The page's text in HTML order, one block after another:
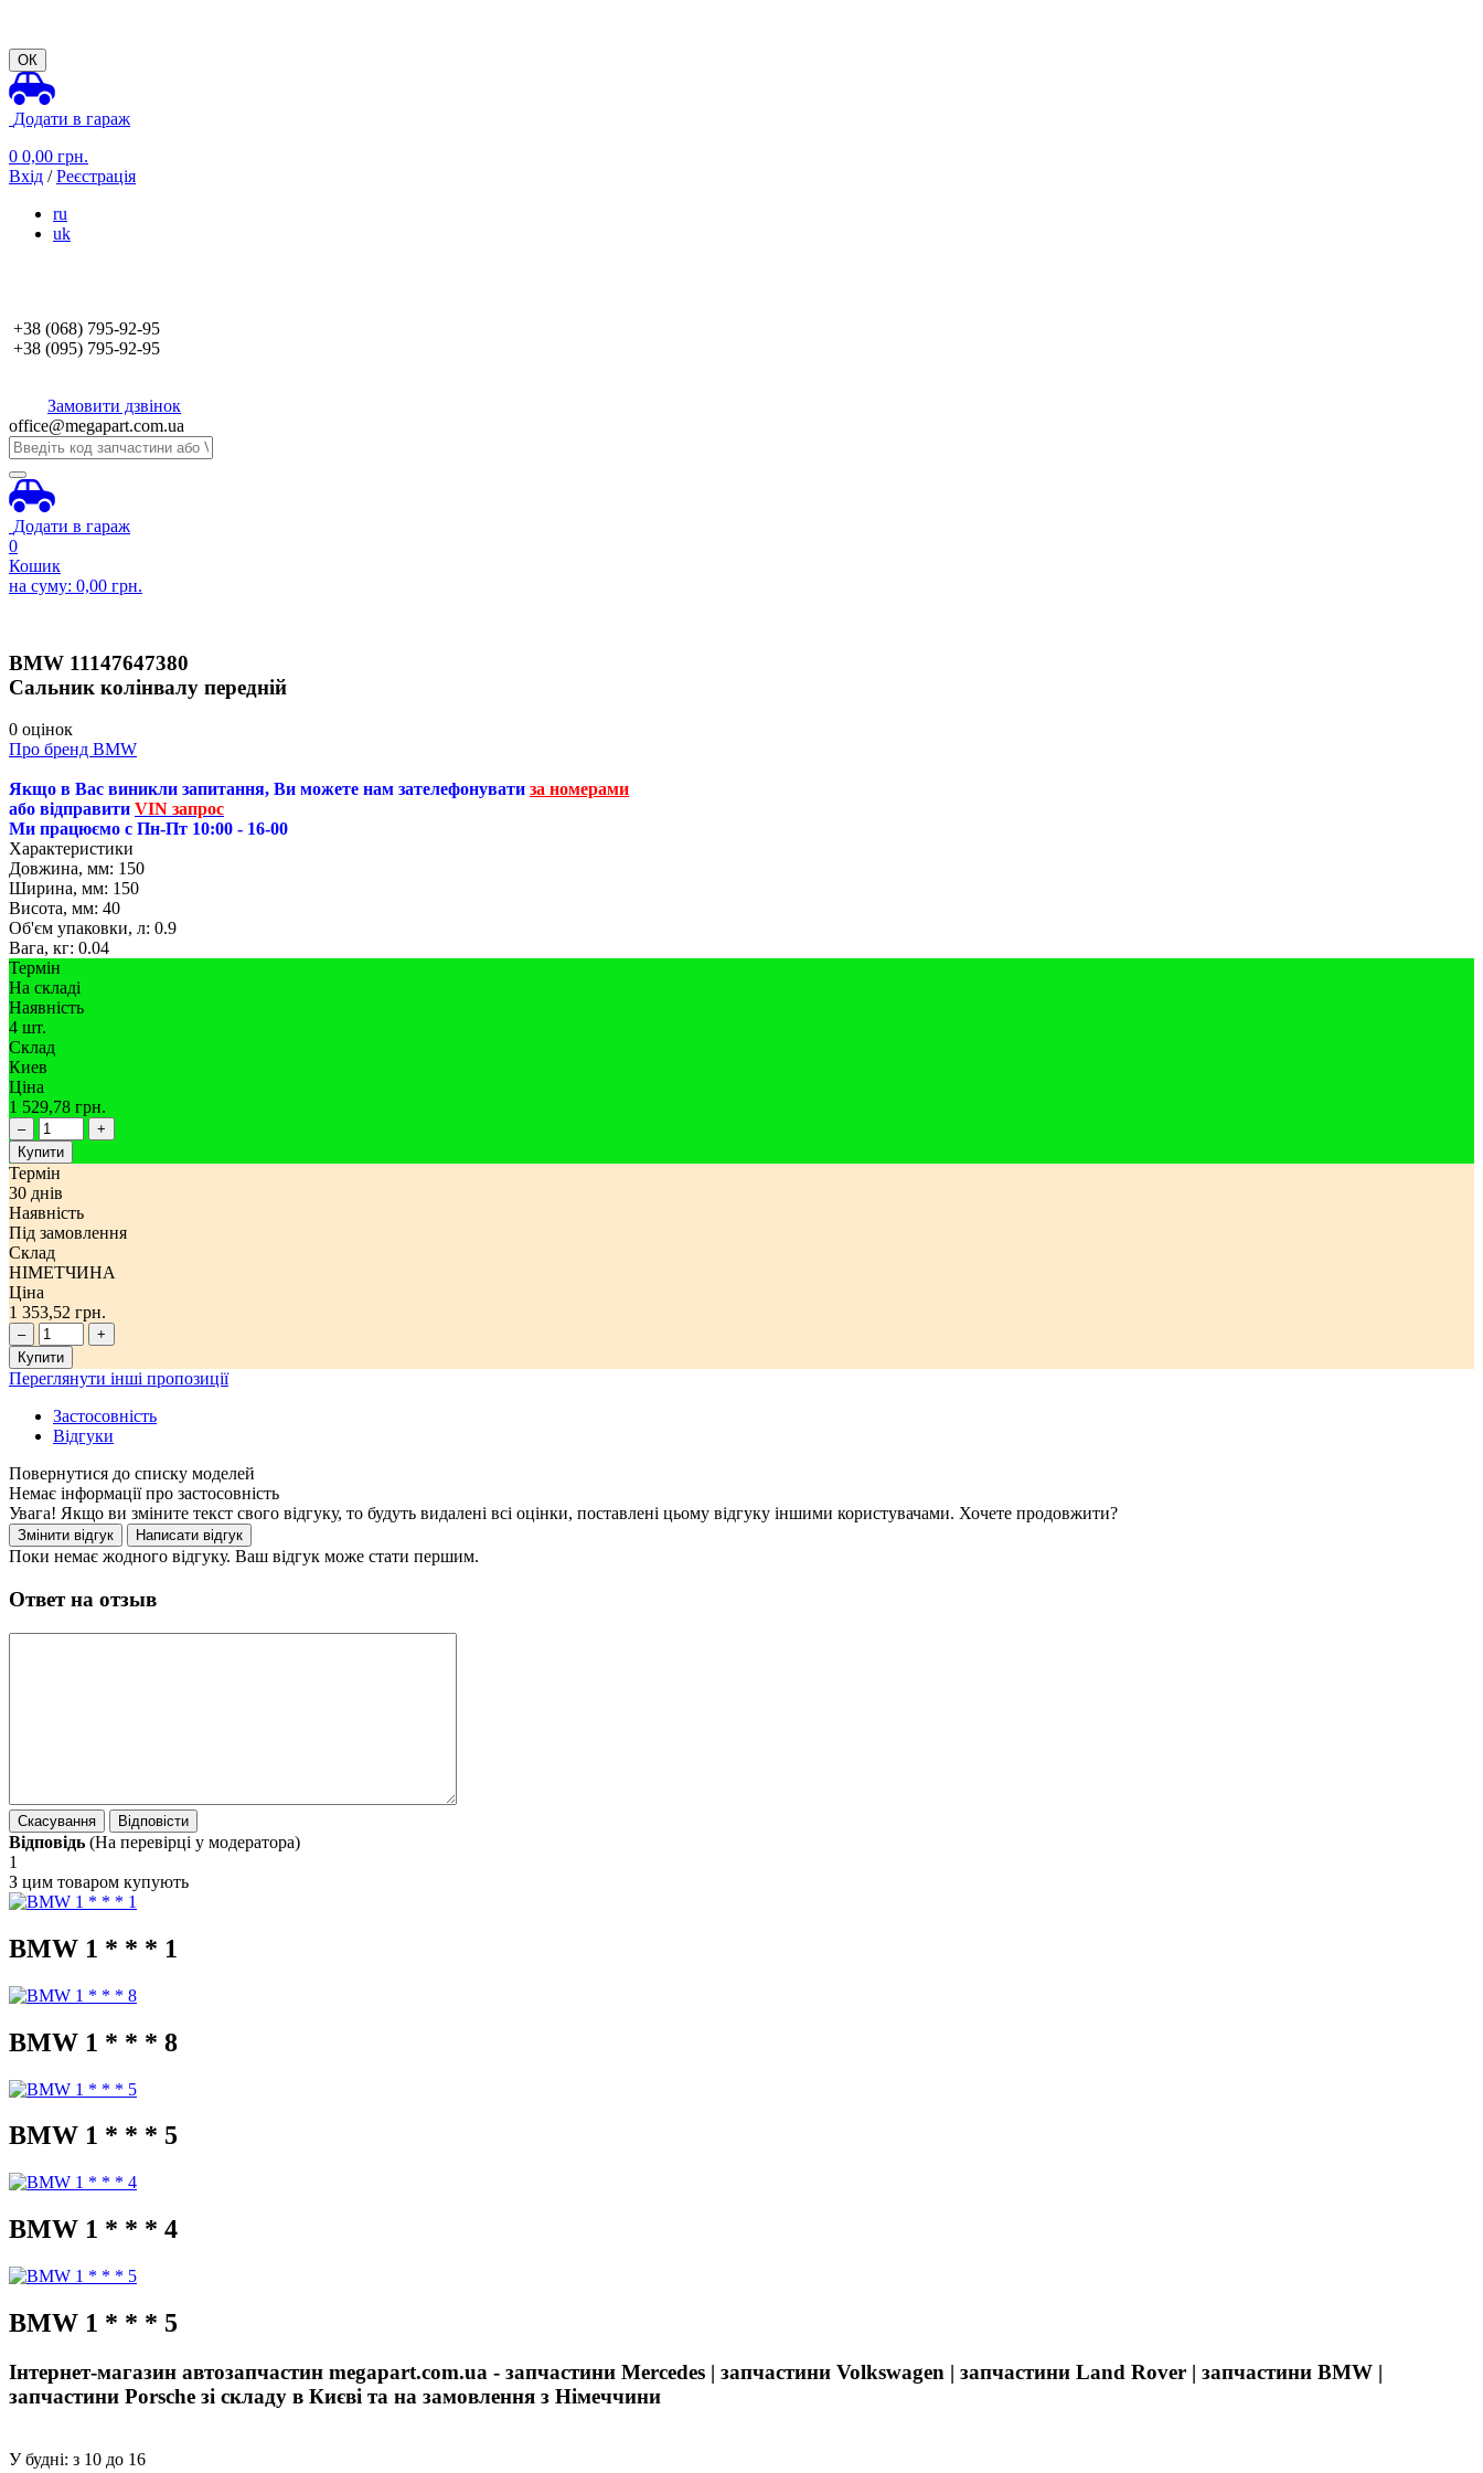
ОК
Додати в гараж
0 0,00 грн.
Вхід /Реєстрація
ru
uk
+38 (068) 795-92-95
+38 (095) 795-92-95
Замовити дзвінок
office@megapart.com.ua
Додати в гараж
0
Кошик
на суму: 0,00 грн.
BMW 11147647380
Сальник колінвалу передній
0 оцінок
Про бренд BMW
Якщо в Вас виникли запитання, Ви можете нам зателефонувати за номерами
або відправити VIN запрос
Ми працюємо с Пн-Пт 10:00 - 16-00
Характеристики
Довжина, мм: 150
Ширина, мм: 150
Висота, мм: 40
Об'єм упаковки, л: 0.9
Вага, кг: 0.04
Термін
На складі
Наявність
4 шт.
Склад
Киев
Ціна
1 529,78 грн.
–
+
Купити
Термін
30 днів
Наявність
Під замовлення
Склад
НІМЕТЧИНА
Ціна
1 353,52 грн.
–
+
Купити
Переглянути інші пропозиції
Застосовність
Відгуки
Немає інформації про застосовність
Увага! Якщо ви зміните текст свого відгуку, то будуть видалені всі оцінки, поставлені цьому відгуку іншими користувачами. Хочете продовжити?
Поки немає жодного відгуку. Ваш відгук може стати першим.
Ответ на отзыв
Відповідь (На перевірці у модератора)
1
З цим товаром купують
BMW 1 * * * 1
BMW 1 * * * 8
BMW 1 * * * 5
BMW 1 * * * 4
BMW 1 * * * 5
Інтернет-магазин автозапчастин megapart.com.ua - запчастини Mercedes | запчастини Volkswagen | запчастини Land Rover | запчастини BMW |
запчастини Porsche зі складу в Києві та на замовлення з Німеччини
У будні: з 10 до 16